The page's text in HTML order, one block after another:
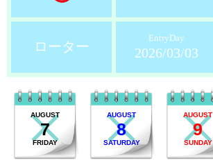
ローター
EntryDay
2026/03/03
AUGUST
7
FRIDAY
AUGUST
8
SATURDAY
AUGUST
9
SUNDAY